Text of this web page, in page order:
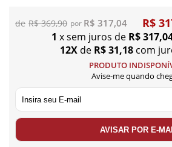
R$ 369,90 R$ 317,04 R$
1 x sem juros de R$
12X de R$ 31,18 com
PRODUTO
Avise-me quando